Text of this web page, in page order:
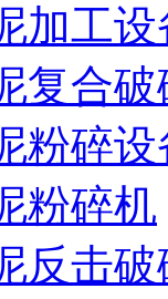
加工设
复合破
粉碎设
粉碎机
反击破